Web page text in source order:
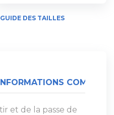
GUIDE DES TAILLES
et de la passe de